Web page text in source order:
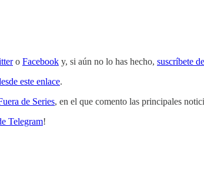
o Facebook y, si aún no lo has hecho, suscríbete
este enlace.
de Series, en el que comento las principales
Telegram!